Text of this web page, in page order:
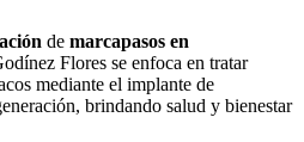
de marcapasos en
Flores se enfoca en tratar
mediante el implante de
brindando salud y bienestar